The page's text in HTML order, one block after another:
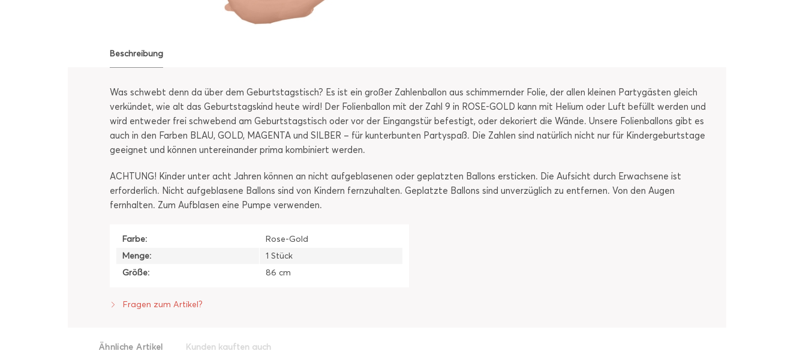
Beschreibung
Was schwebt denn da über dem Geburtstagstisch? Es ist ein großer Zahlenballon aus schimmernder Folie, der allen kleinen Partygästen gleich
verkündet, wie alt das Geburtstagskind heute wird! Der Folienballon mit der Zahl 9 in ROSE-GOLD kann mit Helium oder Luft befüllt werden und
wird entweder frei schwebend am Geburtstagstisch oder vor der Eingangstür befestigt, oder dekoriert die Wände. Unsere Folienballons gibt es
auch in den Farben BLAU, GOLD, MAGENTA und SILBER – für kunterbunten Partyspaß. Die Zahlen sind natürlich nicht nur für Kindergeburtstage
geeignet und können untereinander prima kombiniert werden.
ACHTUNG! Kinder unter acht Jahren können an nicht aufgeblasenen oder geplatzten Ballons ersticken. Die Aufsicht durch Erwachsene ist
erforderlich. Nicht aufgeblasene Ballons sind von Kindern fernzuhalten. Geplatzte Ballons sind unverzüglich zu entfernen. Von den Augen
fernhalten. Zum Aufblasen eine Pumpe verwenden.
Farbe:
Rose-Gold
Menge:
1 Stück
Größe:
86 cm
Fragen zum Artikel?
Ähnliche Artikel Kunden kauften auch